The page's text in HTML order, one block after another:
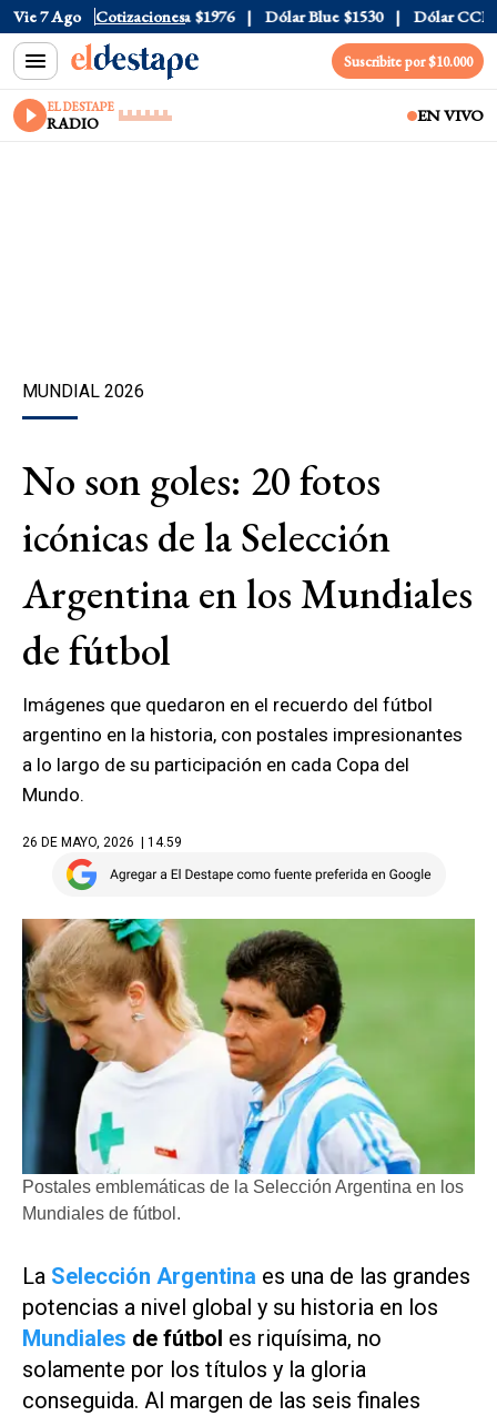
Vie 7 Ago Cotizaciones
Dólar Tarjeta $1976 Dólar Blue $1530 Dólar CCL
Suscribite por $10.000
EL DESTAPE
RADIO EN VIVO
MUNDIAL 2026
No son goles: 20 fotos
icónicas de la Selección
Argentina en los Mundiales
de fútbol
Imágenes que quedaron en el recuerdo del fútbol
argentino en la historia, con postales impresionantes
a lo largo de su participación en cada Copa del
Mundo.
26 DE MAYO, 2026 | 14.59
Postales emblemáticas de la Selección Argentina en los
Mundiales de fútbol.
La Selección Argentina es una de las grandes
potencias a nivel global y su historia en los
Mundiales de fútbol es riquísima, no
solamente por los títulos y la gloria
conseguida. Al margen de las seis finales